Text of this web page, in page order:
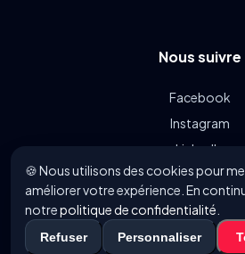
Nous suivre
Facebook
Instagram
LinkedIn
Linkin.bio
© 2021 - 2026 FoodyParis.com -
🍪 Nous utilisons des cookies pour
améliorer votre expérience. En
notrepolitique de confidentialité
Refuser Personnaliser